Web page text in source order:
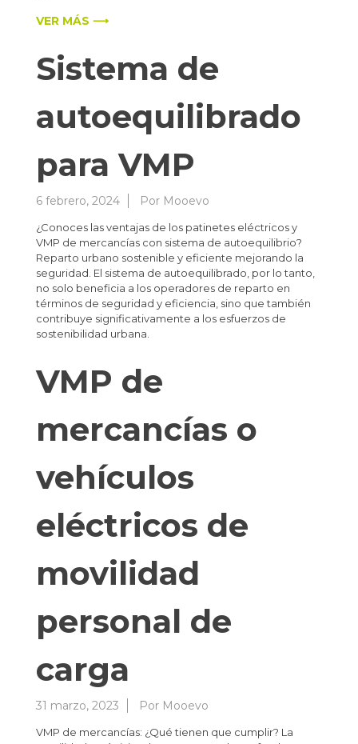
VER MÁS ⟶
Sistema de
autoequilibrado
para VMP
6 febrero, 2024 Por Mooevo
¿Conoces las ventajas de los patinetes eléctricos y
VMP de mercancías con sistema de autoequilibrio?
Reparto urbano sostenible y eficiente mejorando la
seguridad. El sistema de autoequilibrado, por lo tanto,
no solo beneficia a los operadores de reparto en
términos de seguridad y eficiencia, sino que también
contribuye significativamente a los esfuerzos de
sostenibilidad urbana.
VMP de
mercancías o
vehículos
eléctricos de
movilidad
personal de
carga
31 marzo, 2023 Por Mooevo
VMP de mercancías: ¿Qué tienen que cumplir? La